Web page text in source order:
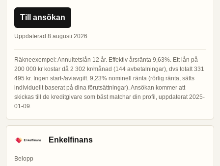
Till ansökan
Uppdaterad 8 augusti 2026
Räkneexempel: Annuitetslån 12 år. Effektiv årsränta 9,63%. Ett lån på
200 000 kr kostar då 2 302 kr/månad (144 avbetalningar), dvs totalt 331
495 kr. Ingen start-/aviavgift. 9,23% nominell ränta (rörlig ränta, sätts
individuellt baserat på dina förutsättningar). Ansökan kommer att
skickas till de kreditgivare som bäst matchar din profil, uppdaterat 2025-
01-09.
Enkelfinans
Belopp